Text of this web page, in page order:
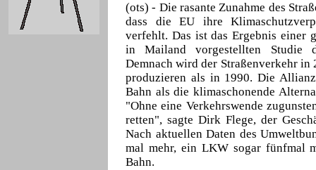
(ots) - Die rasante Zunahme des
dass die EU ihre
verfehlt. Das ist das Ergebnis einer
in Mailand vorgestellten Studie
Demnach wird der Straßenverkehr in
produzieren als in 1990. Die
Bahn als die klimaschonende
"Ohne eine Verkehrswende
retten", sagte Dirk Flege, der
Nach aktuellen Daten des
mal mehr, ein LKW sogar fünfmal
Bahn.